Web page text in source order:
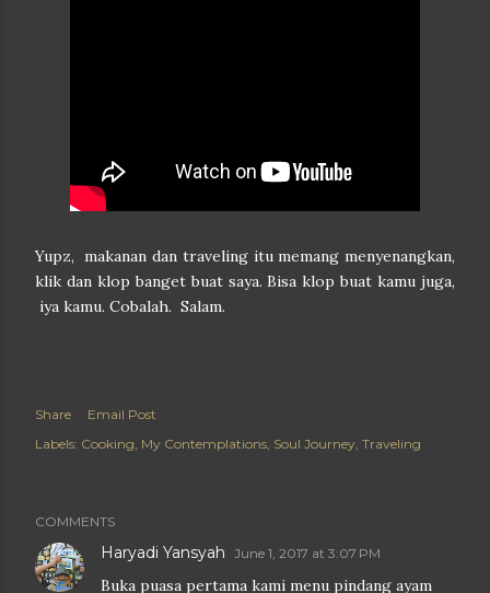
Yupz, makanan dan traveling itu memang menyenangkan,
klik dan klop banget buat saya. Bisa klop buat kamu juga,
iya kamu. Cobalah. Salam.
Share
Email Post
Labels: Cooking My Contemplations Soul Journey Traveling
COMMENTS
Haryadi Yansyah June 1, 2017 at 3:07 PM
Buka puasa pertama kami menu pindang ayam